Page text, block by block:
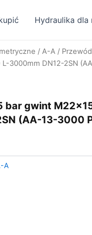
Hydraulika dla
/ A-A /
3000mm DN12-2SN
gwint
(AA-13-3000
A